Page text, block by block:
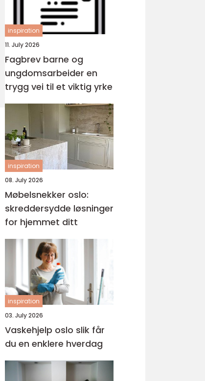
inspiration
11. July 2026
Fagbrev barne og
ungdomsarbeider en
trygg vei til et viktig yrke
inspiration
08. July 2026
Møbelsnekker oslo:
skreddersydde løsninger
for hjemmet ditt
inspiration
03. July 2026
Vaskehjelp oslo slik får
du en enklere hverdag